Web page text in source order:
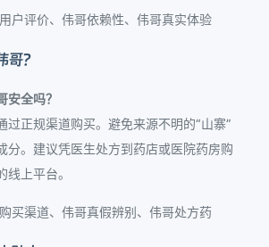
户评价、伟哥依赖性、伟哥真实体验
哥？
安全吗？
过正规渠道购买。避免来源不明的“山寨”
分。建议凭医生处方到药店或医院药房购
上平台。
买渠道、伟哥真假辨别、伟哥处方药